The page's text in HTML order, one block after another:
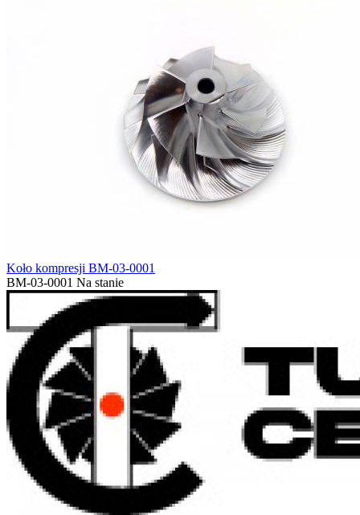
Koło kompresji BM-03-0001
BM-03-0001 Na stanie